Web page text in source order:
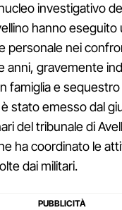
investigativo
hanno eseguito
personale nei
anni, gravemente
famiglia e sequestro
stato emesso dal
del tribunale di
ha coordinato le
dai militari.